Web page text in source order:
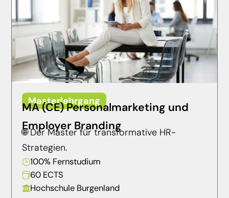
Masterlehrgang
MA (CE) Personalmarketing und
Employer Branding
🌐 Der Master für transformative HR-
Strategien.
}100% Fernstudium
 60 ECTS
Hochschule Burgenland